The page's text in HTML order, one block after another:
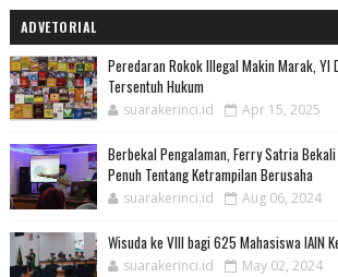
ADVETORIAL
Peredaran Rokok Illegal Makin Marak, YI
Tersentuh Hukum
suarakerinci.id Apr 15, 2025
Berbekal Pengalaman, Ferry Satria
Penuh Tentang Ketrampilan Berusaha
suarakerinci.id Aug 06, 2024
Wisuda ke VIII bagi 625 Mahasiswa IAIN
suarakerinci.id May 02, 2024